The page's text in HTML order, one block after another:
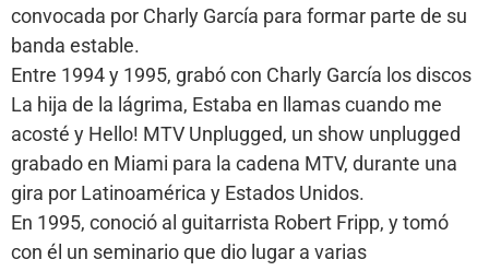
convocada por Charly García para formar parte de su
banda estable.
Entre 1994 y 1995, grabó con Charly García los discos
La hija de la lágrima, Estaba en llamas cuando me
acosté y Hello! MTV Unplugged, un show unplugged
grabado en Miami para la cadena MTV, durante una
gira por Latinoamérica y Estados Unidos.
En 1995, conoció al guitarrista Robert Fripp, y tomó
con él un seminario que dio lugar a varias